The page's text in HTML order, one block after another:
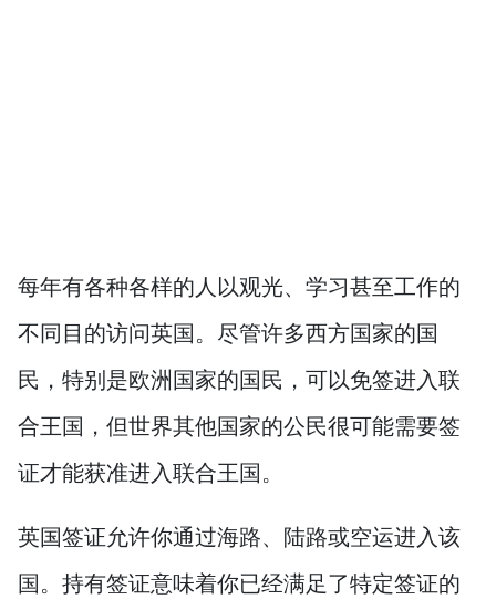
每年有各种各样的人以观光、学习甚至工作的
不同目的访问英国。尽管许多西方国家的国
民，特别是欧洲国家的国民，可以免签进入联
合王国，但世界其他国家的公民很可能需要签
证才能获准进入联合王国。
英国签证允许你通过海路、陆路或空运进入该
国。持有签证意味着你已经满足了特定签证的